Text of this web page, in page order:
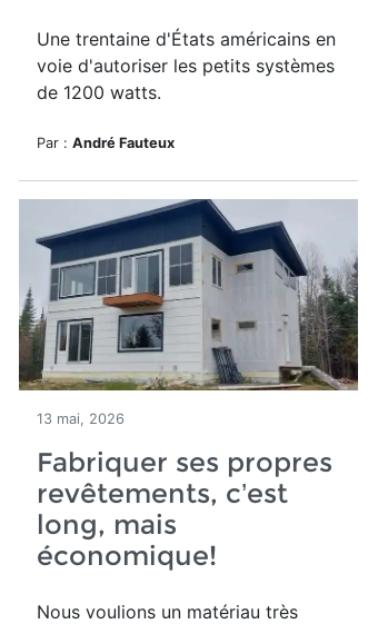
Une trentaine d'États américains en
voie d'autoriser les petits systèmes
de 1200 watts.
Par : André Fauteux
13 mai, 2026
Fabriquer ses propres
revêtements, c’est
long, mais
économique!
Nous voulions un matériau très